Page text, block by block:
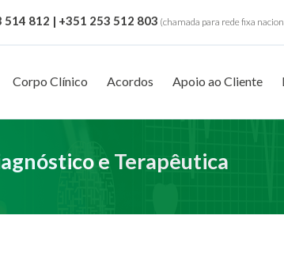
514 812 | +351 253 512 803 (chamada para rede fixa
Corpo Clínico Acordos Apoio ao Cliente
e Terapêutica